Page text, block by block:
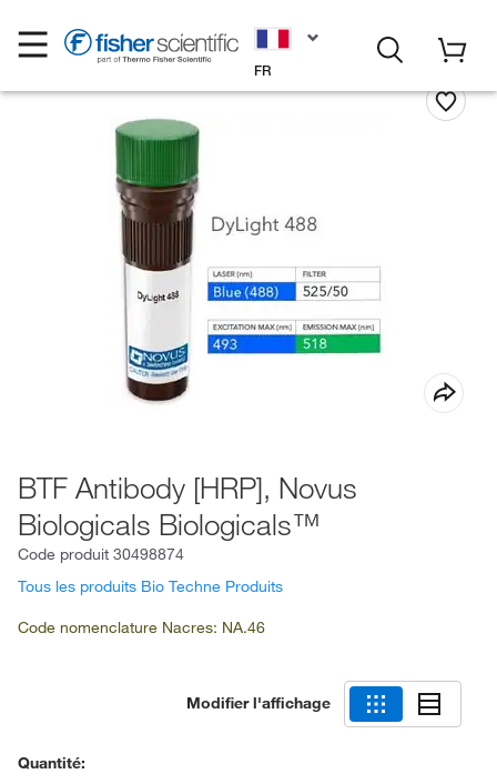
FR
BTF Antibody [HRP], Novus
Biologicals Biologicals™
Code produit 30498874
Tous les produits Bio Techne Produits
Code nomenclature Nacres: NA.46
Modifier l'affichage
Quantité: